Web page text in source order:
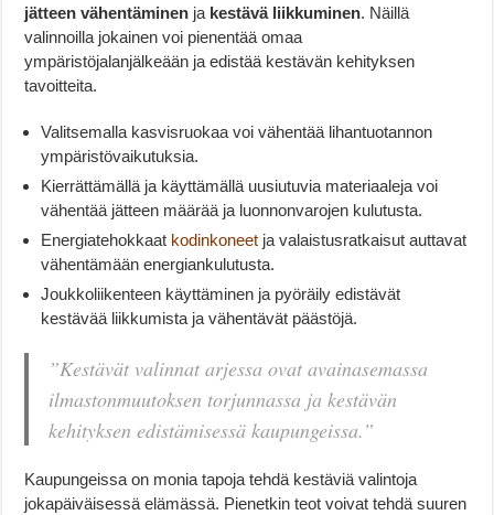
jätteen vähentäminen ja kestävä liikkuminen. Näillä
valinnoilla jokainen voi pienentää omaa
ympäristöjalanjälkeään ja edistää kestävän kehityksen
tavoitteita.
Valitsemalla kasvisruokaa voi vähentää lihantuotannon
ympäristövaikutuksia.
Kierrättämällä ja käyttämällä uusiutuvia materiaaleja voi
vähentää jätteen määrää ja luonnonvarojen kulutusta.
Energiatehokkaat kodinkoneet ja valaistusratkaisut auttavat
vähentämään energiankulutusta.
Joukkoliikenteen käyttäminen ja pyöräily edistävät
kestävää liikkumista ja vähentävät päästöjä.
”Kestävät valinnat arjessa ovat avainasemassa
ilmastonmuutoksen torjunnassa ja kestävän
kehityksen edistämisessä kaupungeissa.”
Kaupungeissa on monia tapoja tehdä kestäviä valintoja
jokapäiväisessä elämässä. Pienetkin teot voivat tehdä suuren